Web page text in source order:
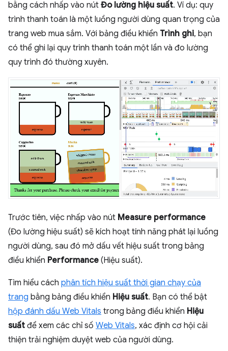
bằng cách nhấp vào nút Đo lường hiệu suất. Ví dụ: quy
trình thanh toán là một luồng người dùng quan trọng của
trang web mua sắm. Với bảng điều khiển Trình ghi, bạn
có thể ghi lại quy trình thanh toán một lần và đo lường
quy trình đó thường xuyên.
Trước tiên, việc nhấp vào nút Measure performance
(Đo lường hiệu suất) sẽ kích hoạt tính năng phát lại luồng
người dùng, sau đó mở dấu vết hiệu suất trong bảng
điều khiển Performance (Hiệu suất).
Tìm hiểu cách phân tích hiệu suất thời gian chạy của
trang bằng bảng điều khiển Hiệu suất. Bạn có thể bật
hộp đánh dấu Web Vitals trong bảng điều khiển Hiệu
suất để xem các chỉ số Web Vitals, xác định cơ hội cải
thiện trải nghiệm duyệt web của người dùng.